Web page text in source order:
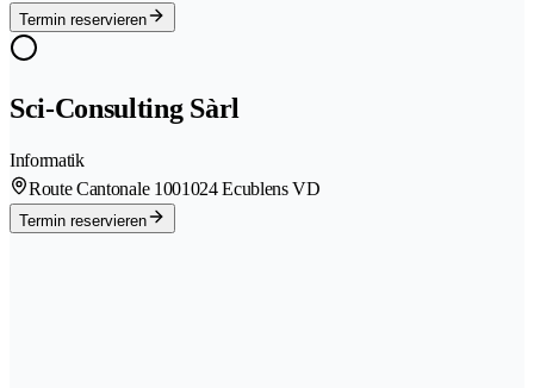
Termin reservieren
Sci-Consulting Sàrl
Informatik
Route Cantonale 1001024 Ecublens VD
Termin reservieren